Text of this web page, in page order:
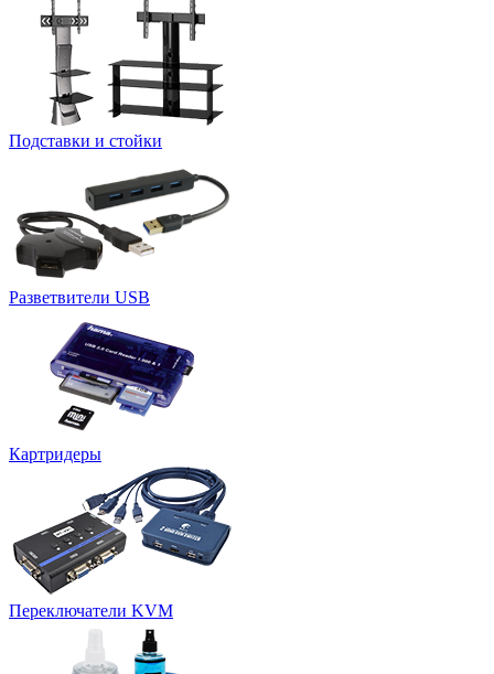
Подставки и стойки
Разветвители USB
Картридеры
Переключатели KVM